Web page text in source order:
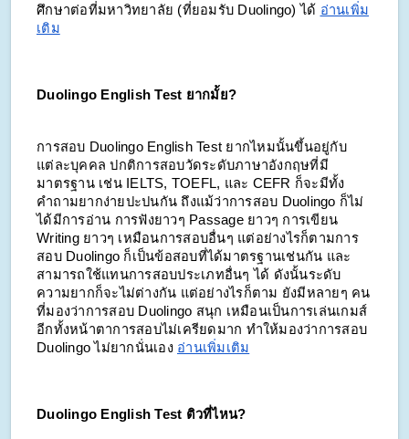
ศึกษาต่อที่มหาวิทยาลัย (ที่ยอมรับ Duolingo) ได้ อ่านเพิ่ม
เติม
Duolingo English Test ยากมั้ย?
การสอบ Duolingo English Test ยากไหมนั้นขึ้นอยู่กับ
แต่ละบุคคล ปกติการสอบวัดระดับภาษาอังกฤษที่มี
มาตรฐาน เช่น IELTS, TOEFL, และ CEFR ก็จะมีทั้ง
คำถามยากง่ายปะปนกัน ถึงแม้ว่าการสอบ Duolingo ก็ไม่
ได้มีการอ่าน การฟังยาวๆ Passage ยาวๆ การเขียน
Writing ยาวๆ เหมือนการสอบอื่นๆ แต่อย่างไรก็ตามการ
สอบ Duolingo ก็เป็นข้อสอบที่ได้มาตรฐานเช่นกัน และ
สามารถใช้แทนการสอบประเภทอื่นๆ ได้ ดังนั้นระดับ
ความยากก็จะไม่ต่างกัน แต่อย่างไรก็ตาม ยังมีหลายๆ คน
ที่มองว่าการสอบ Duolingo สนุก เหมือนเป็นการเล่นเกมส์
อีกทั้งหน้าตาการสอบไม่เครียดมาก ทำให้มองว่าการสอบ
Duolingo ไม่ยากนั่นเอง อ่านเพิ่มเติม
Duolingo English Test ติวที่ไหน?